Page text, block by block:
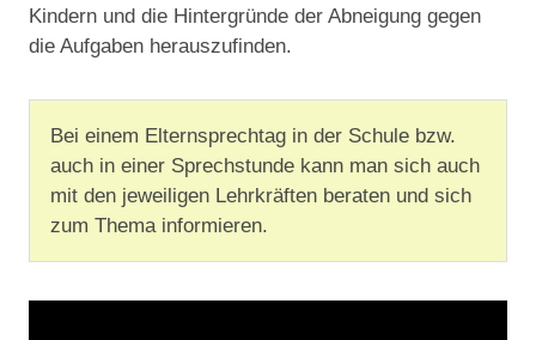
Kindern und die Hintergründe der Abneigung gegen
die Aufgaben herauszufinden.
Bei einem Elternsprechtag in der Schule bzw.
auch in einer Sprechstunde kann man sich auch
mit den jeweiligen Lehrkräften beraten und sich
zum Thema informieren.